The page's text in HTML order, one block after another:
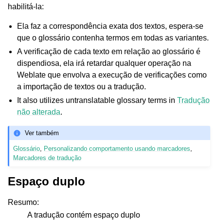
habilitá-la:
Ela faz a correspondência exata dos textos, espera-se
que o glossário contenha termos em todas as variantes.
A verificação de cada texto em relação ao glossário é
dispendiosa, ela irá retardar qualquer operação na
Weblate que envolva a execução de verificações como
a importação de textos ou a tradução.
It also utilizes untranslatable glossary terms inTradução
não alterada.
Ver também
Glossário, Personalizando comportamento usando marcadores,
Marcadores de tradução
Espaço duplo
Resumo:
A tradução contém espaço duplo